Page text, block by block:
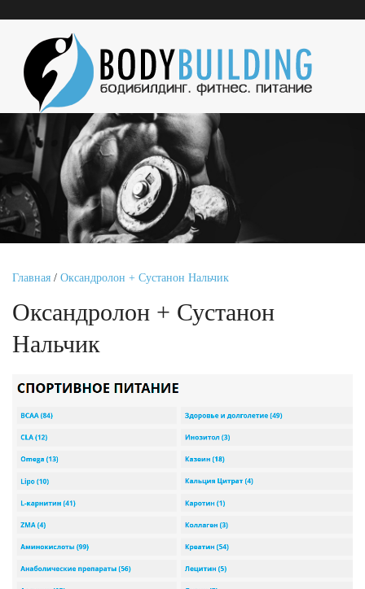
Главная / Оксандролон + Сустанон Нальчик
Оксандролон + Сустанон
Нальчик